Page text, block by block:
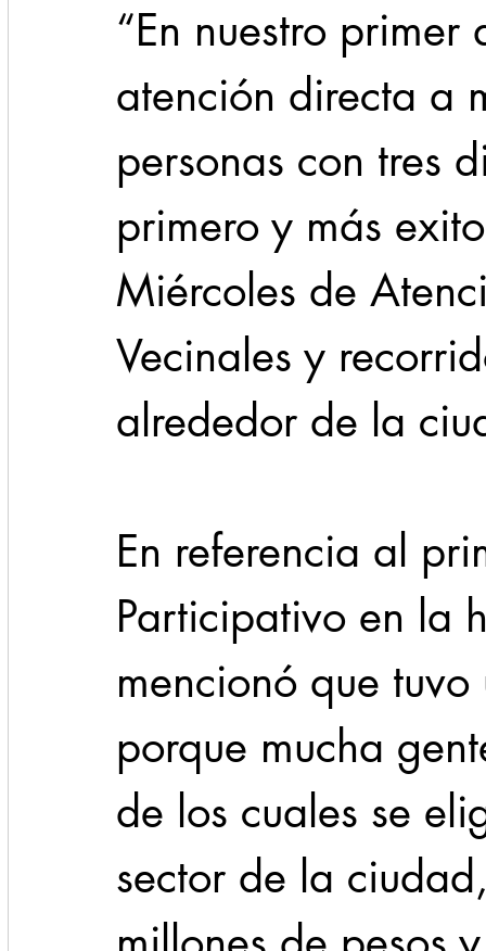
“En nuestro
atención directa a
personas con tres
primero y más
Miércoles de
Vecinales y
alrededor de la
En referencia al
Participativo en la
mencionó que
porque mucha
de los cuales se
sector de la